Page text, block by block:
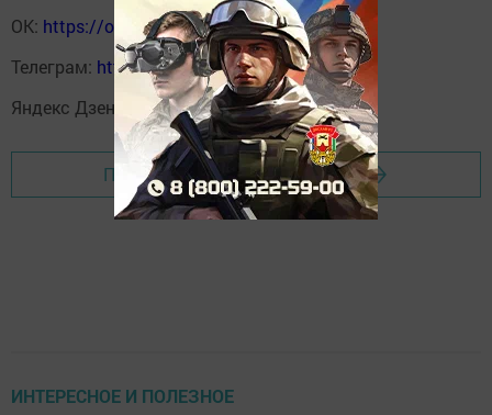
ОК: https://ok.ru/profile/590414664980
Телеграм: https://t.me/yakti_ul
Яндекс Дзен:
https://dzen.ru/svetliput
Перейти на страницу новости
ИНТЕРЕСНОЕ И ПОЛЕЗНОЕ